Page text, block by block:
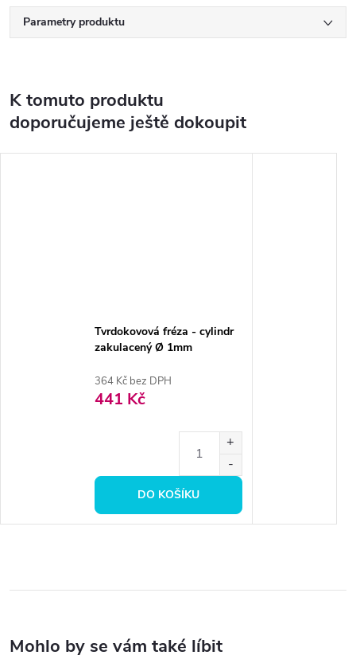
Parametry produktu
K tomuto produktu
doporučujeme ještě dokoupit
Tvrdokovová fréza - cylindr
zakulacený Ø 1mm
364 Kč bez DPH
441 Kč
DO KOŠÍKU